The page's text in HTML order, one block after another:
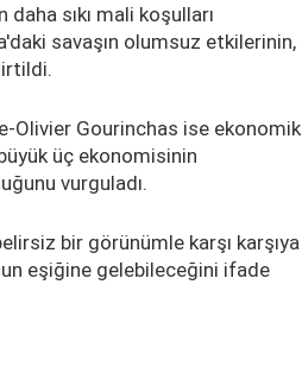
sıkı mali koşulları
savaşın olumsuz etkilerinin,
Olivier Gourinchas ise ekonomik
üç ekonomisinin
vurguladı.
bir görünümle karşı karşıya
eşiğine gelebileceğini ifade